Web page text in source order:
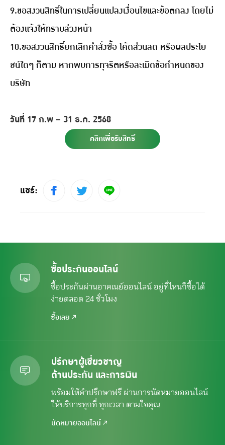
9.ขอสงวนสิทธิ์ในการเปลี่ยนแปลงเงื่อนไขและข้อตกลง โดยไม่
ต้องแจ้งให้ทราบล่วงหน้า
10.ขอสงวนสิทธิ์ยกเลิกคําสั่งซื้อ โค้ดส่วนลด หรือผลประโย
ชน์ใดๆ ก็ตาม หากพบการทุจริตหรือละเมิดข้อกําหนดของ
บริษัท
วันที่ 17 ก.พ – 31 ธ.ค. 2568
คลิกเพื่อรับสิทธิ์
แชร์:
ซื้อประกันออนไลน์
ซื้อประกันผ่านอาคเนย์ออนไลน์ อยู่ที่ไหนก็ซื้อได้
ง่ายตลอด 24 ชั่วโมง
ซื้อเลย
ปรึกษาผู้เชี่ยวชาญ
ด้านประกัน และการเงิน
พร้อมให้คำปรึกษาฟรี ผ่านการนัดหมายออนไลน์
ให้บริการทุกที่ ทุกเวลา ตามใจคุณ
นัดหมายออนไลน์